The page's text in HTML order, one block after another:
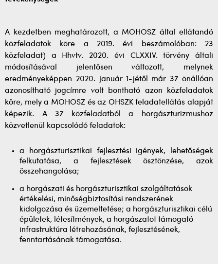
A kezdetben meghatározott, a MOHOSZ által ellátandó
közfeladatok köre a 2019. évi beszámolóban: 23
közfeladat) a Hhvtv. 2020. évi CLXXIV. törvény általi
módosításával jelentősen változott, melynek
eredményeképpen 2020. január 1-jétől már 37 önállóan
azonosítható jogcímre volt bontható azon közfeladatok
köre, mely a MOHOSZ és az OHSZK feladatellátás alapját
képezik. A 37 közfeladatból a horgászturizmushoz
közvetlenül kapcsolódó feladatok:
a horgászturisztikai fejlesztési igények, lehetőségek
felkutatása, a fejlesztések ösztönzése, azok
összehangolása;
a horgászati és horgászturisztikai szolgáltatások
értékelési, minőségbiztosítási rendszerének
kidolgozása és üzemeltetése; a horgászturisztikai célú
épületek, létesítmények, a horgászatot támogató
infrastruktúra létrehozásának, fejlesztésének,
fenntartásának támogatása.